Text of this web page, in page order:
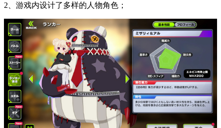
2、游戏内设计了多样的人物角色；